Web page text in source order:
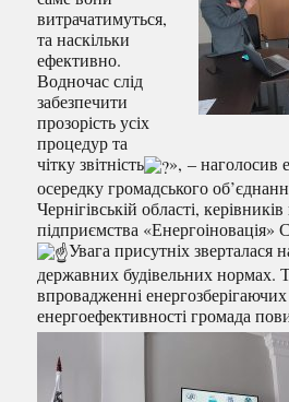
витрачатимуться,
та наскільки
ефективно.
Водночас слід
забезпечити
прозорість усіх
процедур та
чітку звітність
», ‒ наголосив
осередку громадського
Чернігівській області,
підприємства «Енергоіновація»
Увага присутніх зверталася
державних будівельних нормах.
впровадженні енергозберігаючих
енергоефективності громада